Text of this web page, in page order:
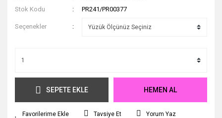
Stok Kodu
PR241/PR00377
Seçenekler
SEPETE EKLE HEMEN AL
Tavsiye Et Yorum Yaz